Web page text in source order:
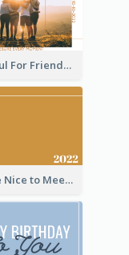
Thankful For Friendship Greeting Card
Orange Nice to Meet You Greeting Card